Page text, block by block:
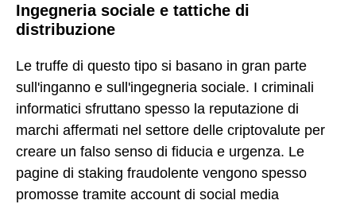
Ingegneria sociale e tattiche di
distribuzione
Le truffe di questo tipo si basano in gran parte
sull'inganno e sull'ingegneria sociale. I criminali
informatici sfruttano spesso la reputazione di
marchi affermati nel settore delle criptovalute per
creare un falso senso di fiducia e urgenza. Le
pagine di staking fraudolente vengono spesso
promosse tramite account di social media